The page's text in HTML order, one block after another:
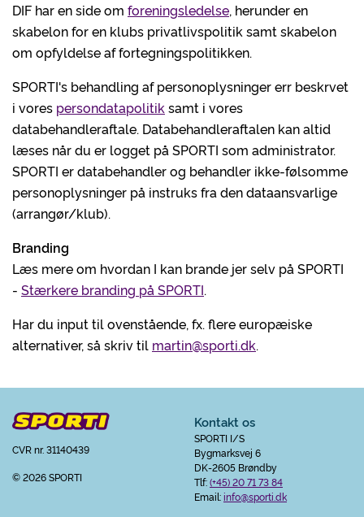
DIF har en side om foreningsledelse, herunder en
skabelon for en klubs privatlivspolitik samt skabelon
om opfyldelse af fortegningspolitikken.
SPORTI's behandling af personoplysninger err beskrvet
i vores persondatapolitik samt i vores
databehandleraftale. Databehandleraftalen kan altid
læses når du er logget på SPORTI som administrator.
SPORTI er databehandler og behandler ikke-følsomme
personoplysninger på instruks fra den dataansvarlige
(arrangør/klub).
Branding
Læs mere om hvordan I kan brande jer selv på SPORTI
- Stærkere branding på SPORTI.
Har du input til ovenstående, fx. flere europæiske
alternativer, så skriv til martin@sporti.dk.
CVR nr. 31140439
© 2026 SPORTI
Kontakt os
SPORTI I/S
Bygmarksvej 6
DK-2605 Brøndby
Tlf:(+45) 20 71 73 84
Email:info@sporti.dk